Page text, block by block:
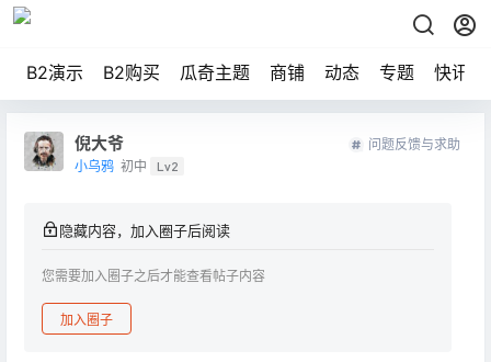
B2演示 B2购买 瓜奇主题 商铺 动态 专题 快讯
倪大爷
小乌鸦 初中 Lv2
问题反馈与求助
隐藏内容，加入圈子后阅读
您需要加入圈子之后才能查看帖子内容
加入圈子